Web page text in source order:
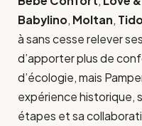
Babylino, Moltan,
à sans cesse relever
d’apporter plus de
d’écologie, mais
expérience historique,
étapes et sa